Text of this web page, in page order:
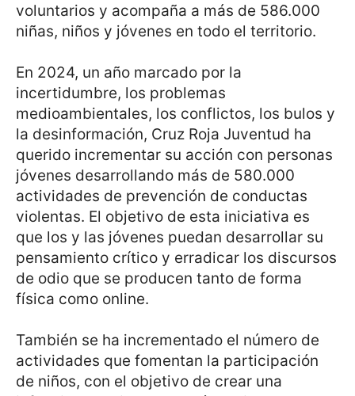
voluntarios y acompaña a más de 586.000
niñas, niños y jóvenes en todo el territorio.
En 2024, un año marcado por la
incertidumbre, los problemas
medioambientales, los conflictos, los bulos y
la desinformación, Cruz Roja Juventud ha
querido incrementar su acción con personas
jóvenes desarrollando más de 580.000
actividades de prevención de conductas
violentas. El objetivo de esta iniciativa es
que los y las jóvenes puedan desarrollar su
pensamiento crítico y erradicar los discursos
de odio que se producen tanto de forma
física como online.
También se ha incrementado el número de
actividades que fomentan la participación
de niños, con el objetivo de crear una